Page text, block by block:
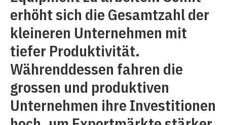
erhöht sich die Gesamtzahl der
kleineren Unternehmen mit
tiefer Produktivität.
Währenddessen fahren die
grossen und produktiven
Unternehmen ihre Investitionen